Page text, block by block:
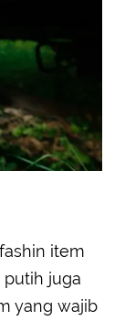
item
putih juga
yang wajib